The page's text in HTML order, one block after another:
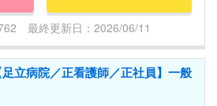
最終更新日：2026/06/11
立病院／正看護師／正社員】一般